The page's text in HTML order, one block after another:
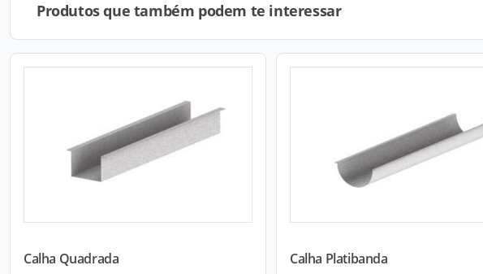
Produtos que também podem te interessar
Calha Quadrada Calha Platibanda